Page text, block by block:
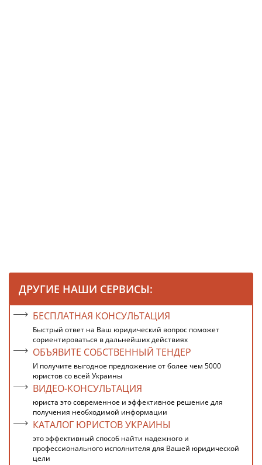
ДРУГИЕ НАШИ СЕРВИСЫ:
БЕСПЛАТНАЯ КОНСУЛЬТАЦИЯ
Быстрый ответ на Ваш юридический вопрос поможет
сориентироваться в дальнейших действиях
ОБЪЯВИТЕ СОБСТВЕННЫЙ ТЕНДЕР
И получите выгодное предложение от более чем 5000
юристов со всей Украины
ВИДЕО-КОНСУЛЬТАЦИЯ
юриста это современное и эффективное решение для
получения необходимой информации
КАТАЛОГ ЮРИСТОВ УКРАИНЫ
это эффективный способ найти надежного и
профессионального исполнителя для Вашей юридической
цели